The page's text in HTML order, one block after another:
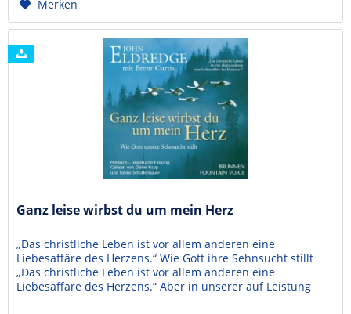
Merken
Ganz leise wirbst du um mein Herz
„Das christliche Leben ist vor allem anderen eine
Liebesaffäre des Herzens.“ Wie Gott ihre Sehnsucht stillt
„Das christliche Leben ist vor allem anderen eine
Liebesaffäre des Herzens.“ Aber in unserer auf Leistung